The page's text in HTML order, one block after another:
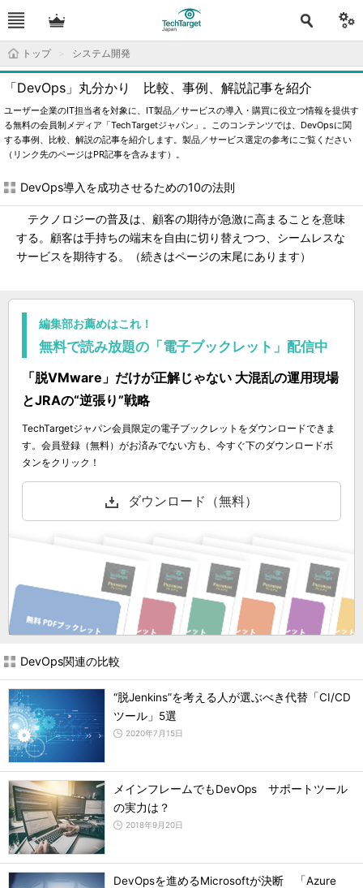
トップ システム開発
「DevOps」丸分かり 比較、事例、解説記事を紹介
ユーザー企業のIT担当者を対象に、IT製品／サービスの導入・購買に役立つ情報を提供す
る無料の会員制メディア「TechTargetジャパン」。このコンテンツでは、DevOpsに関
する事例、比較、解説の記事を紹介します。製品／サービス選定の参考にご覧ください
（リンク先のページはPR記事を含みます）。
DevOps導入を成功させるための10の法則
テクノロジーの普及は、顧客の期待が急激に高まることを意味
する。顧客は手持ちの端末を自由に切り替えつつ、シームレスな
サービスを期待する。（続きはページの末尾にあります）
編集部お薦めはこれ！
無料で読み放題の「電子ブックレット」配信中
「脱VMware」だけが正解じゃない 大混乱の運用現場
とJRAの“逆張り”戦略
TechTargetジャパン会員限定の電子ブックレットをダウンロードできま
す。会員登録（無料）がお済みでない方も、今すぐ下のダウンロードボ
タンをクリック！
ダウンロード（無料）
DevOps関連の比較
“脱Jenkins”を考える人が選ぶべき代替「CI/CD
ツール」5選
2020年7月15日
メインフレームでもDevOps サポートツール
の実力は？
2018年9月20日
DevOpsを進めるMicrosoftが決断 「Azure